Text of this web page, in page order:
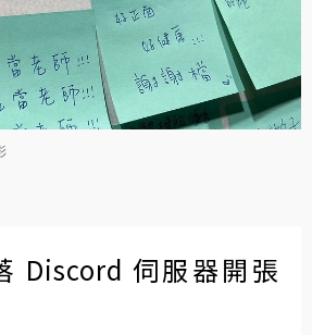
Discord 伺服器開張